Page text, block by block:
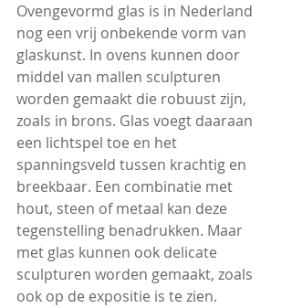
Ovengevormd glas is in Nederland
nog een vrij onbekende vorm van
glaskunst. In ovens kunnen door
middel van mallen sculpturen
worden gemaakt die robuust zijn,
zoals in brons. Glas voegt daaraan
een lichtspel toe en het
spanningsveld tussen krachtig en
breekbaar. Een combinatie met
hout, steen of metaal kan deze
tegenstelling benadrukken. Maar
met glas kunnen ook delicate
sculpturen worden gemaakt, zoals
ook op de expositie is te zien.